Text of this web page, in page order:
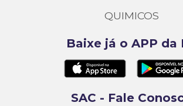
QUIMICOS
Baixe já o APP da
SAC - Fale